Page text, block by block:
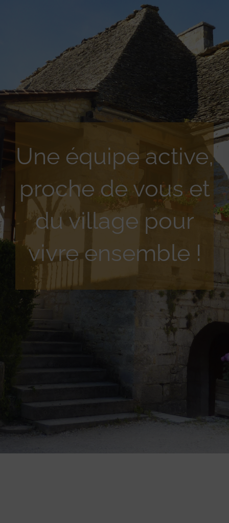
Une équipe active,
proche de vous et
du village pour
vivre ensemble !